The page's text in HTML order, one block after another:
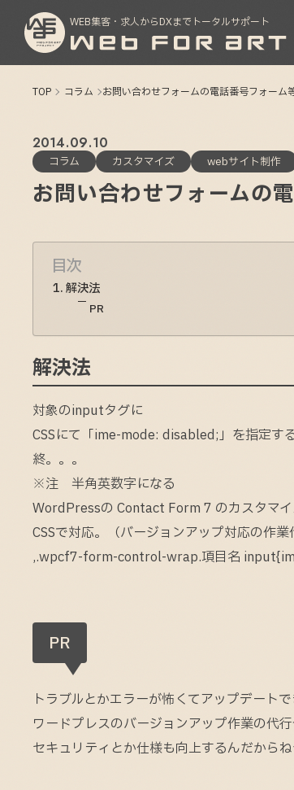
WEB集客・求人からDXまでトータルサポート
TOP コラム お問い合わせフォームの電話番号フォーム
お問い合わせフォームの
2014 09 10
コラム カスタマイズ webサイト制作
目次
解決法
PR
解決法
対象のinputタグに
CSSにて「ime-mode: disabled;」を指定する
終。。。
※注 半角英数字になる
WordPressの Contact Form 7 のカスタマ
CSSで対応。（バージョンアップ対応の作業
,.wpcf7-form-control-wrap.項目名
PR
トラブルとかエラーが怖くてアップデート
ワードプレスのバージョンアップ作業の代行
セキュリティとか仕様も向上するんだから